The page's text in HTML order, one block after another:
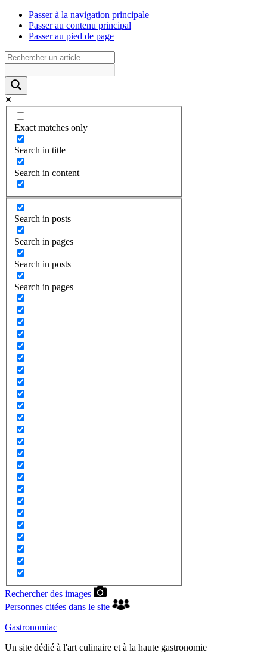
Passer à la navigation principale
Passer au contenu principal
Passer au pied de page
Exact matches only
Search in title
Search in content
Search in posts
Search in pages
Search in posts
Search in pages
Rechercher des images
Personnes citées dans le site
Gastronomiac
Un site dédié à l'art culinaire et à la haute gastronomie